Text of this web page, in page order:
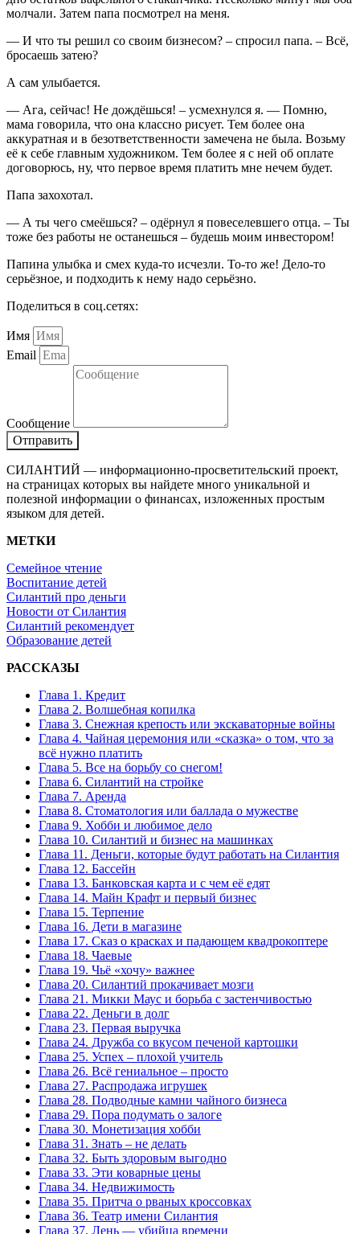
молчали. Затем папа посмотрел на меня.
— И что ты решил со своим бизнесом? – спросил папа. – Всё,
бросаешь затею?
А сам улыбается.
— Ага, сейчас! Не дождёшься! – усмехнулся я. — Помню,
мама говорила, что она классно рисует. Тем более она
аккуратная и в безответственности замечена не была. Возьму
её к себе главным художником. Тем более я с ней об оплате
договорюсь, ну, что первое время платить мне нечем будет.
Папа захохотал.
— А ты чего смеёшься? – одёрнул я повеселевшего отца. – Ты
тоже без работы не останешься – будешь моим инвестором!
Папина улыбка и смех куда-то исчезли. То-то же! Дело-то
серьёзное, и подходить к нему надо серьёзно.
Поделиться в соц.сетях:
Имя
Email
Сообщение
Отправить
СИЛАНТИЙ — информационно-просветительский проект,
на страницах которых вы найдете много уникальной и
полезной информации о финансах, изложенных простым
языком для детей.
МЕТКИ
Семейное чтение
Воспитание детей
Силантий про деньги
Новости от Силантия
Силантий рекомендует
Образование детей
РАССКАЗЫ
Глава 1. Кредит
Глава 2. Волшебная копилка
Глава 3. Снежная крепость или экскаваторные войны
Глава 4. Чайная церемония или «сказка» о том, что за
всё нужно платить
Глава 5. Все на борьбу со снегом!
Глава 6. Силантий на стройке
Глава 7. Аренда
Глава 8. Стоматология или баллада о мужестве
Глава 9. Хобби и любимое дело
Глава 10. Силантий и бизнес на машинках
Глава 11. Деньги, которые будут работать на Силантия
Глава 12. Бассейн
Глава 13. Банковская карта и с чем её едят
Глава 14. Майн Крафт и первый бизнес
Глава 15. Терпение
Глава 16. Дети в магазине
Глава 17. Сказ о красках и падающем квадрокоптере
Глава 18. Чаевые
Глава 19. Чьё «хочу» важнее
Глава 20. Силантий прокачивает мозги
Глава 21. Микки Маус и борьба с застенчивостью
Глава 22. Деньги в долг
Глава 23. Первая выручка
Глава 24. Дружба со вкусом печеной картошки
Глава 25. Успех – плохой учитель
Глава 26. Всё гениальное – просто
Глава 27. Распродажа игрушек
Глава 28. Подводные камни чайного бизнеса
Глава 29. Пора подумать о залоге
Глава 30. Монетизация хобби
Глава 31. Знать – не делать
Глава 32. Быть здоровым выгодно
Глава 33. Эти коварные цены
Глава 34. Недвижимость
Глава 35. Притча о рваных кроссовках
Глава 36. Театр имени Силантия
Глава 37. Лень — убийца времени